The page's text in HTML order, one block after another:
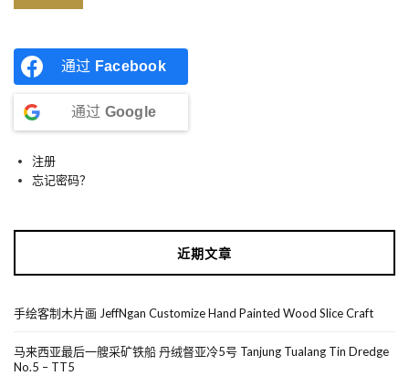
通过 Facebook
通过 Google
注册
忘记密码？
近期文章
手绘客制木片画 JeffNgan Customize Hand Painted Wood Slice Craft
马来西亚最后一艘采矿铁船 丹绒督亚冷5号 Tanjung Tualang Tin Dredge
No.5 – TT5